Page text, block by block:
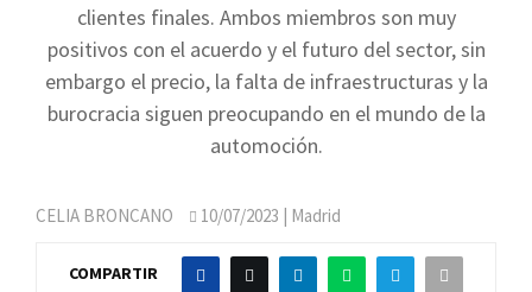
clientes finales. Ambos miembros son muy
positivos con el acuerdo y el futuro del sector, sin
embargo el precio, la falta de infraestructuras y la
burocracia siguen preocupando en el mundo de la
automoción.
CELIA BRONCANO 10/07/2023 | Madrid
COMPARTIR